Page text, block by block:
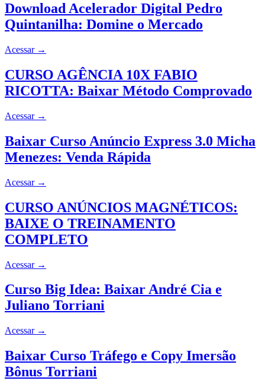
Download Acelerador Digital Pedro
Quintanilha: Domine o Mercado
Acessar →
CURSO AGÊNCIA 10X FABIO
RICOTTA: Baixar Método Comprovado
Acessar →
Baixar Curso Anúncio Express 3.0 Micha
Menezes: Venda Rápida
Acessar →
CURSO ANÚNCIOS MAGNÉTICOS:
BAIXE O TREINAMENTO
COMPLETO
Acessar →
Curso Big Idea: Baixar André Cia e
Juliano Torriani
Acessar →
Baixar Curso Tráfego e Copy Imersão
Bônus Torriani